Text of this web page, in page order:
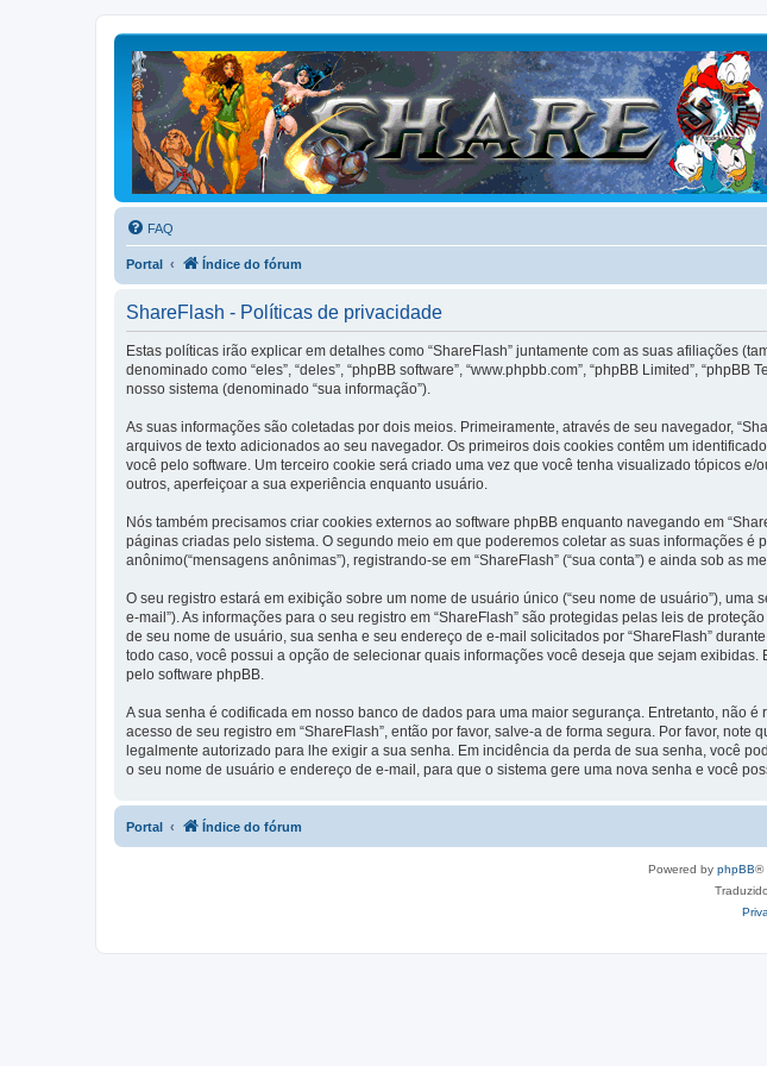
FAQ
Portal Índice do fórum
ShareFlash - Políticas de privacidade
Estas políticas irão explicar em detalhes como “ShareFlash” juntamente com as suas afiliações
denominado como “eles”, “deles”, “phpBB software”, “www.phpbb.com”, “phpBB Limited”,
nosso sistema (denominado “sua informação”).
As suas informações são coletadas por dois meios. Primeiramente, através de seu navegador,
arquivos de texto adicionados ao seu navegador. Os primeiros dois cookies contêm um
você pelo software. Um terceiro cookie será criado uma vez que você tenha visualizado tópicos
outros, aperfeiçoar a sua experiência enquanto usuário.
Nós também precisamos criar cookies externos ao software phpBB enquanto navegando em
páginas criadas pelo sistema. O segundo meio em que poderemos coletar as suas informações
anônimo(“mensagens anônimas”), registrando-se em “ShareFlash” (“sua conta”) e ainda sob
O seu registro estará em exibição sobre um nome de usuário único (“seu nome de usuário”),
e-mail”). As informações para o seu registro em “ShareFlash” são protegidas pelas leis de
de seu nome de usuário, sua senha e seu endereço de e-mail solicitados por “ShareFlash”
todo caso, você possui a opção de selecionar quais informações você deseja que sejam
pelo software phpBB.
A sua senha é codificada em nosso banco de dados para uma maior segurança. Entretanto, não
acesso de seu registro em “ShareFlash”, então por favor, salve-a de forma segura. Por favor,
legalmente autorizado para lhe exigir a sua senha. Em incidência da perda de sua senha, você
o seu nome de usuário e endereço de e-mail, para que o sistema gere uma nova senha e você
Portal Índice do fórum
Powered by phpBB®